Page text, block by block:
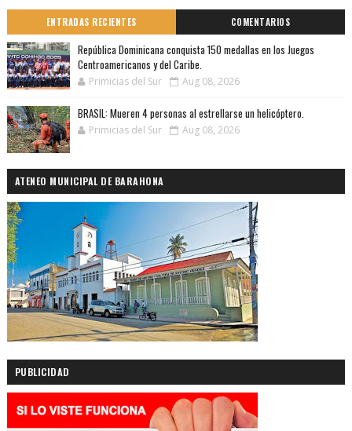
ENTRADAS RECIENTES COMENTARIOS
República Dominicana conquista 150 medallas en los Juegos
Centroamericanos y del Caribe.
Primicias del Sur Aug 08, 2026
BRASIL: Mueren 4 personas al estrellarse un helicóptero.
Primicias del Sur Aug 08, 2026
ATENEO MUNICIPAL DE BARAHONA
PUBLICIDAD